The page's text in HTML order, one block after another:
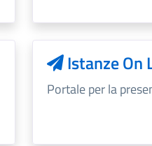
Istanze On
Portale per la